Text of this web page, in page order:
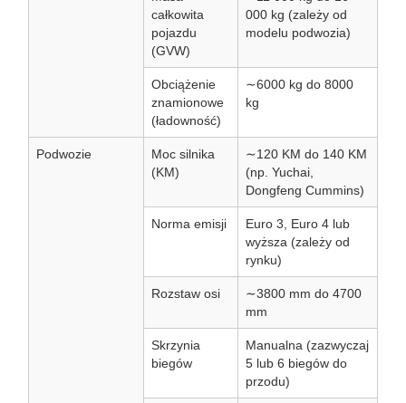
całkowita
pojazdu
(GVW)
000 kg (zależy od
modelu podwozia)
Obciążenie
znamionowe
(ładowność)
∼6000 kg do 8000
kg
Podwozie
Moc silnika
(KM)
∼120 KM do 140 KM
(np. Yuchai,
Dongfeng Cummins)
Norma emisji
Euro 3, Euro 4 lub
wyższa (zależy od
rynku)
Rozstaw osi
∼3800 mm do 4700
mm
Skrzynia
biegów
Manualna (zazwyczaj
5 lub 6 biegów do
przodu)